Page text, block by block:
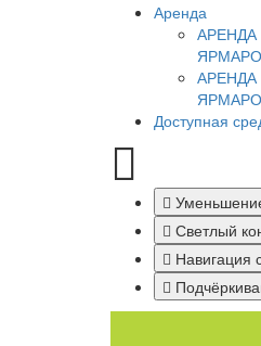
Аренда
Доступная
Светлый
Навигация